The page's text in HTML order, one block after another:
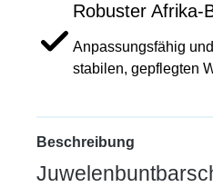
Robuster Afrika-
Anpassungsfähig
stabilen, gepflegten
Beschreibung